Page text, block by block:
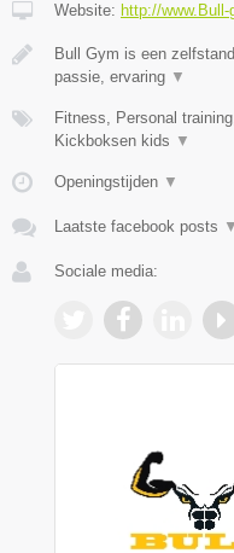
Website: http://
Bull Gym is een
passie, ervaring ▼
Fitness, Personal
Kickboksen kids ▼
Openingstijden ▼
Laatste facebook posts ▼
Sociale media: